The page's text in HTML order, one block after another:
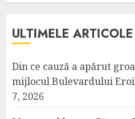
ULTIMELE ARTICOLE
Din ce cauză a apărut
mijlocul Bulevardului
7, 2026